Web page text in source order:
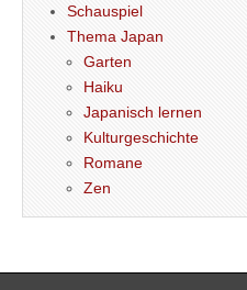
Schauspiel
Thema Japan
Garten
Haiku
Japanisch lernen
Kulturgeschichte
Romane
Zen